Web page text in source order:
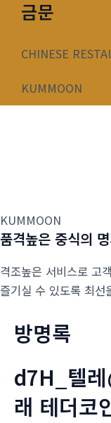
너
금문
CHINESE
KUMMOON
KUMMOON
품격높은 중식의
격조높은 서비스로 고
즐기실 수 있도록 최선
방명록
d7H_텔
래 테더코